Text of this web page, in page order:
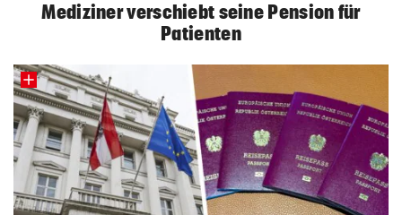
Mediziner verschiebt seine Pension für
Patienten